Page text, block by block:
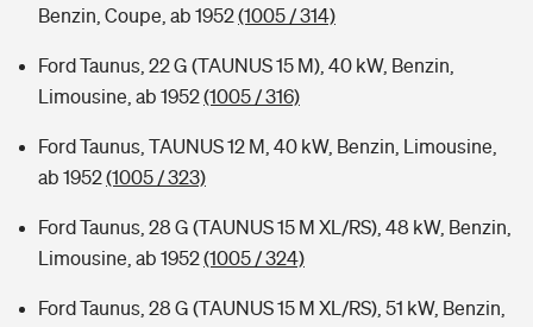
Benzin, Coupe, ab 1952(1005 / 314)
Ford Taunus, 22 G (TAUNUS 15 M), 40 kW, Benzin,
Limousine, ab 1952(1005 / 316)
Ford Taunus, TAUNUS 12 M, 40 kW, Benzin, Limousine,
ab 1952(1005 / 323)
Ford Taunus, 28 G (TAUNUS 15 M XL/RS), 48 kW, Benzin,
Limousine, ab 1952(1005 / 324)
Ford Taunus, 28 G (TAUNUS 15 M XL/RS), 51 kW, Benzin,